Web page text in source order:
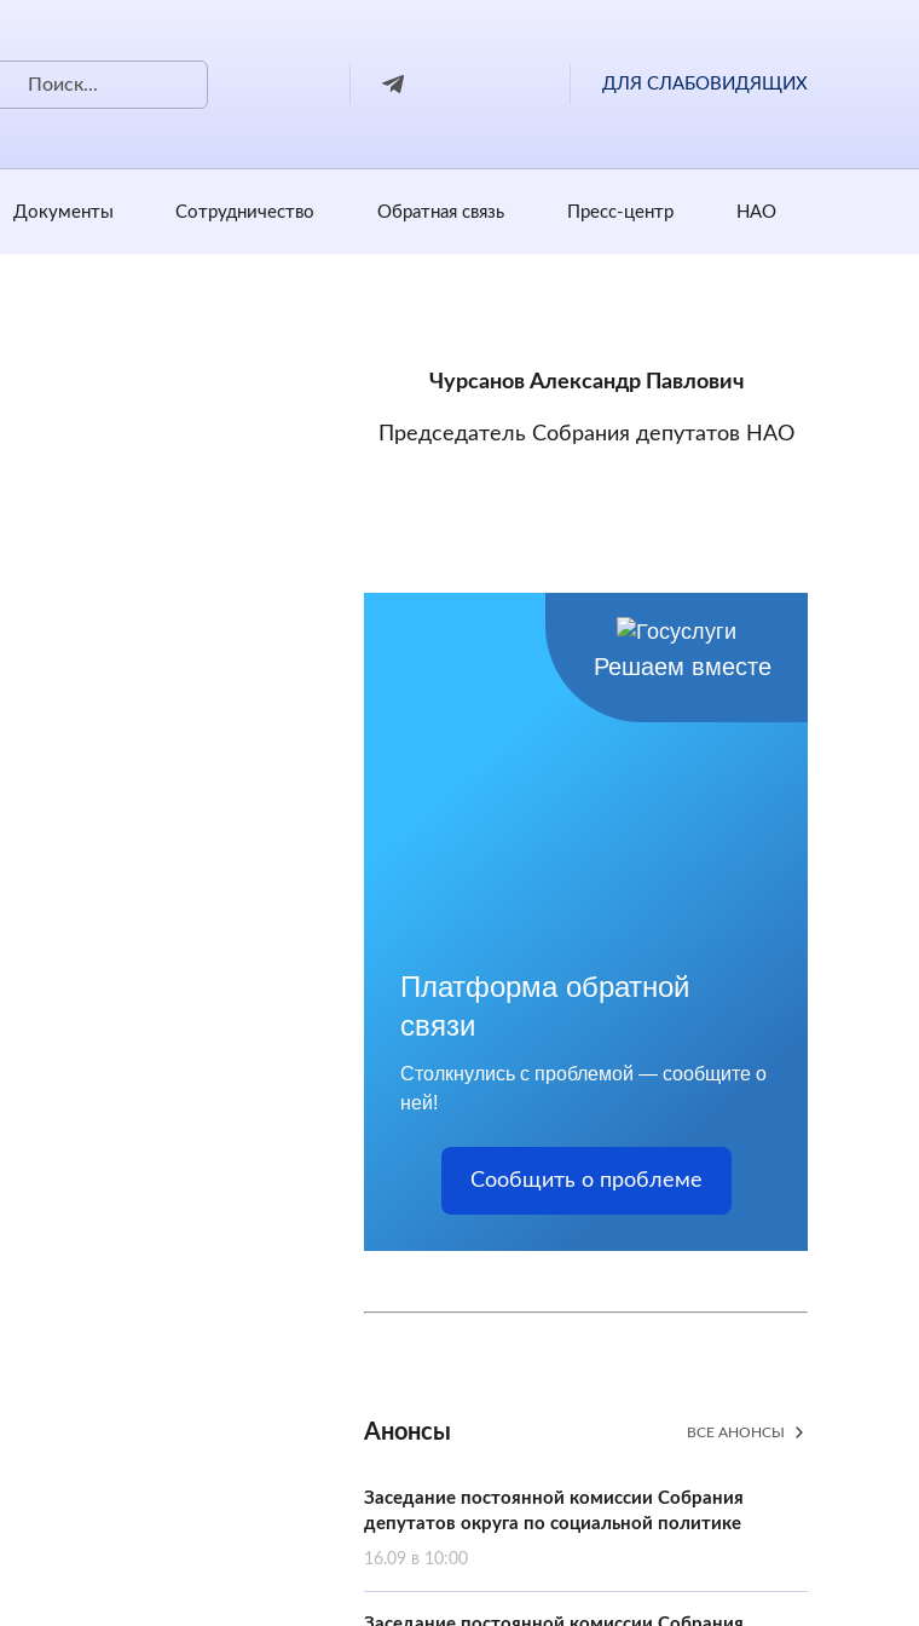
ДЛЯ СЛАБОВИДЯЩИХ
Документы Сотрудничество Обратная cвязь Пресс-центр НАО
Чурсанов Александр Павлович
Председатель Собрания депутатов НАО
Решаем вместе
Платформа обратной
связи
Столкнулись с проблемой — сообщите о
ней!
Сообщить о проблеме
Анонсы ВСЕ АНОНСЫ
Заседание постоянной комиссии Собрания
депутатов округа по социальной политике
16.09 в 10:00